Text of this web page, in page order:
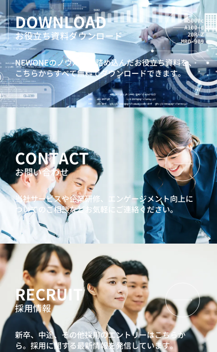
DOWNLOAD
お役立ち資料ダウンロード
NEWONEのノウハウを詰め込んだお役立ち資料を、
こちらからすべて無料でダウンロードできます。
CONTACT
お問い合わせ
当社サービスや企業研修、エンゲージメント向上に
ついてのご相談などお気軽にご連絡ください。
RECRUIT
採用情報
新卒、中途、その他採用のエントリーはこちらか
ら。採用に関する最新情報を発信しています。